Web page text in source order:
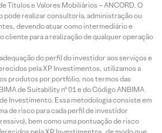
Títulos e Valores Mobiliários – ANCORD. O
pode realizar consultoria, administração ou
devendo atuar como intermediário e
cliente para a realização de qualquer operação
do perfil do investidor aos serviços e
pela XP Investimentos, utilizamos a
produtos por portfólio, nos termos das
de Suitability nº 01 e do Código ANBIMA
Investimento. Essa metodologia consiste em
de risco para cada perfil de investidor
bem como uma pontuação de risco